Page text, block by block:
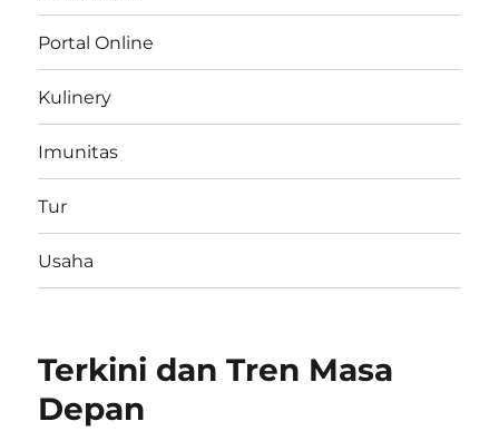
Portal Online
Kulinery
Imunitas
Tur
Usaha
Terkini dan Tren Masa
Depan